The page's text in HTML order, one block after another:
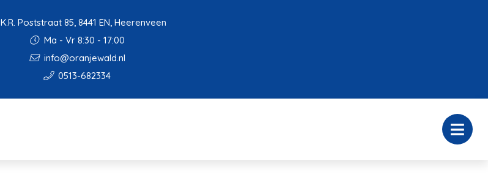
K.R. Poststraat 85, 8441 EN, Heerenveen
Ma - Vr 8:30 - 17:00
info@oranjewald.nl
0513-682334